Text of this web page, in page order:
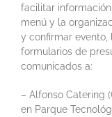
facilitar
menú y la
y confirmar
formularios de
comunicados a:
– Alfonso Catering
en Parque